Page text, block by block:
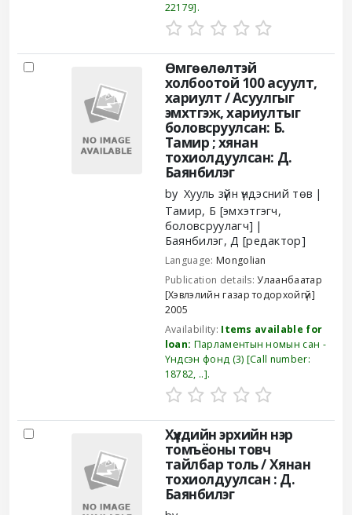
22179 .
Өмгөөлөлтэй
холбоотой 100 асуулт,
хариулт /Асуулгыг
эмхтгэж, хариултыг
боловсруулсан: Б.
Тамир ; хянан
тохиолдуулсан: Д.
Баянбилэг
by Хууль зүйн үндэсний төв
Тамир, Б [эмхэтгэгч,
боловсруулагч]
Баянбилэг, Д [редактор]
Language: Mongolian
Publication details:Улаанбаатар
[Хэвлэлийн газар тодорхойгүй]
2005
Availability: Items available for
loan: Парламентын номын сан -
Үндсэн фонд (3) Call number:
18782, .. .
Хүүхдийн эрхийн нэр
томъёоны товч
тайлбар толь /Хянан
тохиолдуулсан : Д.
Баянбилэг